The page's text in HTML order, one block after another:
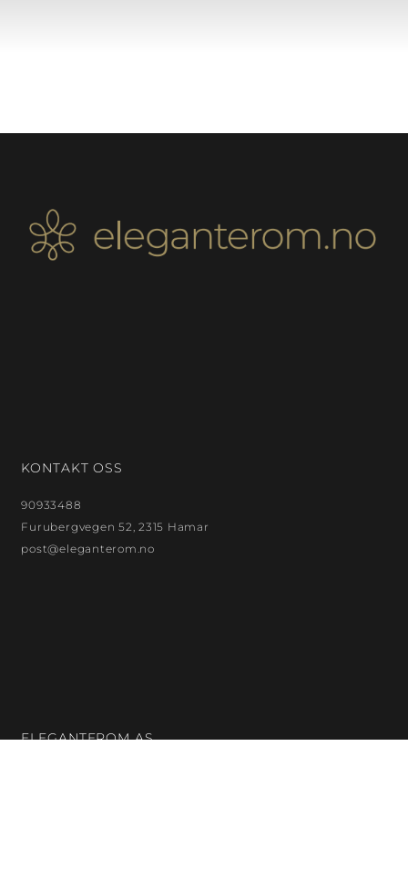
KONTAKT OSS
90933488
Furubergvegen 52, 2315 Hamar
post@eleganterom.no
ELEGANTEROM AS